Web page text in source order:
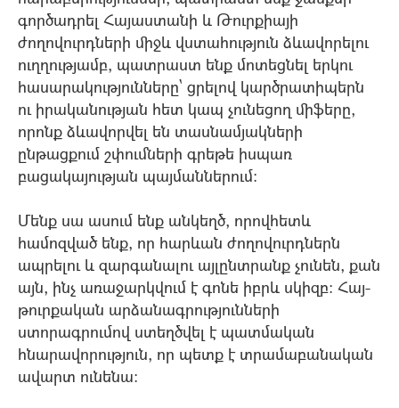
գործադրել Հայաստանի և Թուրքիայի
ժողովուրդների միջև վստահություն ձևավորելու
ուղղությամբ, պատրաստ ենք մոտեցնել երկու
հասարակությունները` ցրելով կարծրատիպերն
ու իրականության հետ կապ չունեցող միֆերը,
որոնք ձևավորվել են տասնամյակների
ընթացքում շփումների գրեթե իսպառ
բացակայության պայմաններում:
Մենք սա ասում ենք անկեղծ, որովհետև
համոզված ենք, որ հարևան ժողովուրդներն
ապրելու և զարգանալու այլընտրանք չունեն, քան
այն, ինչ առաջարկվում է գոնե իբրև սկիզբ: Հայ-
թուրքական արձանագրությունների
ստորագրումով ստեղծվել է պատմական
հնարավորություն, որ պետք է տրամաբանական
ավարտ ունենա: